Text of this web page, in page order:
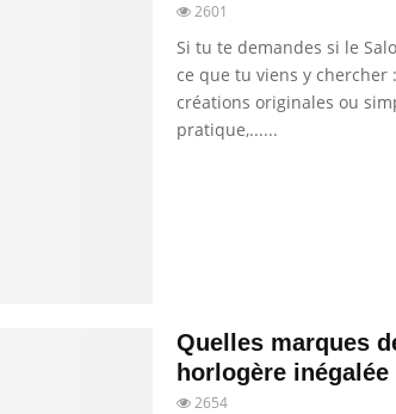
2601
Si tu te demandes si le
ce que tu viens y chercher
créations originales ou
pratique,......
Quelles marques
horlogère inégalée
2654